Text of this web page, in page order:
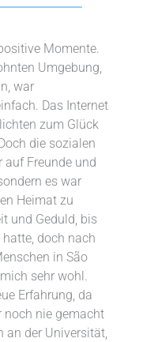
Momente.
Umgebung,
war
Das Internet
zum Glück
die sozialen
Freunde und
es war
Heimat zu
und Geduld, bis
doch nach
in São
sehr wohl.
Erfahrung, da
noch nie gemacht
an der Universität,